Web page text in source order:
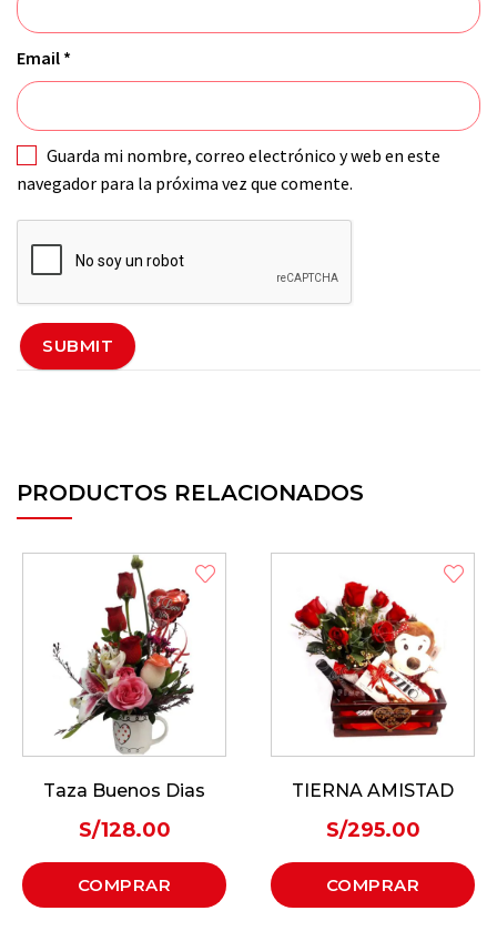
Email *
Guarda mi nombre, correo electrónico y web en este
navegador para la próxima vez que comente.
PRODUCTOS RELACIONADOS
Taza Buenos Dias
S/128.00
COMPRAR
TIERNA AMISTAD
S/295.00
COMPRAR